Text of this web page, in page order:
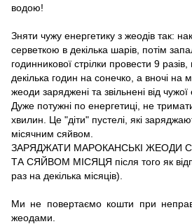
водою!
Зняти чужу енергетику з жеодів так:
серветкою в декілька шарів, потім
годинникової стрілки провести 9
декілька годин на сонечко, а вночі на
жеоди заряджені та звільнені від чужої
Дуже потужні по енергетиці, не
хвилин. Це "діти" пустелі, які
місячним сяйвом.
ЗАРЯДЖАТИ МАРОКАНСЬКІ ЖЕОДИ
ТА СЯЙВОМ МІСЯЦЯ після того як
раз на декілька місяців).
Ми не повертаємо кошти при
жеодами.